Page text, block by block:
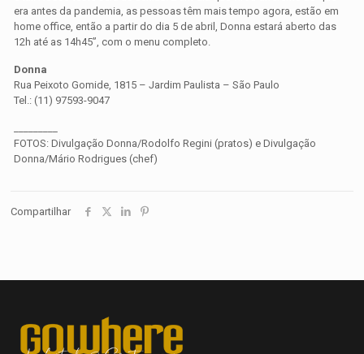
era antes da pandemia, as pessoas têm mais tempo agora, estão em
home office, então a partir do dia 5 de abril, Donna estará aberto das
12h até as 14h45”, com o menu completo.
Donna
Rua Peixoto Gomide, 1815 – Jardim Paulista – São Paulo
Tel.: (11) 97593-9047
FOTOS: Divulgação Donna/Rodolfo Regini (pratos) e Divulgação
Donna/Mário Rodrigues (chef)
Compartilhar